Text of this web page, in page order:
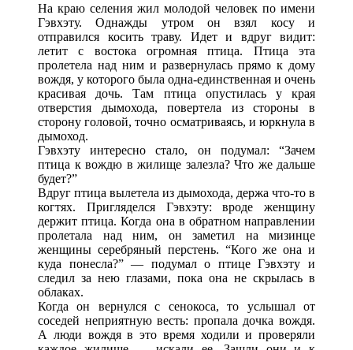
На краю селения жил молодой человек по имени
Гэвхэту. Однажды утром он взял косу и
отправился косить траву. Идет и вдруг видит:
летит с востока огромная птица. Птица эта
пролетела над ним и развернулась прямо к дому
вождя, у которого была одна-единственная и очень
красивая дочь. Там птица опустилась у края
отверстия дымохода, повертела из стороны в
сторону головой, точно осматриваясь, и юркнула в
дымоход.
Гэвхэту интересно стало, он подумал: “Зачем
птица к вождю в жилище залезла? Что же дальше
будет?”
Вдруг птица вылетела из дымохода, держа что-то в
когтях. Пригляделся Гэвхэту: вроде женщину
держит птица. Когда она в обратном направлении
пролетала над ним, он заметил на мизинце
женщины серебряный перстень. “Кого же она и
куда понесла?” — подумал о птице Гэвхэту и
следил за нею глазами, пока она не скрылась в
облаках.
Когда он вернулся с сенокоса, то услышал от
соседей неприятную весть: пропала дочка вождя.
А люди вождя в это время ходили и проверяли